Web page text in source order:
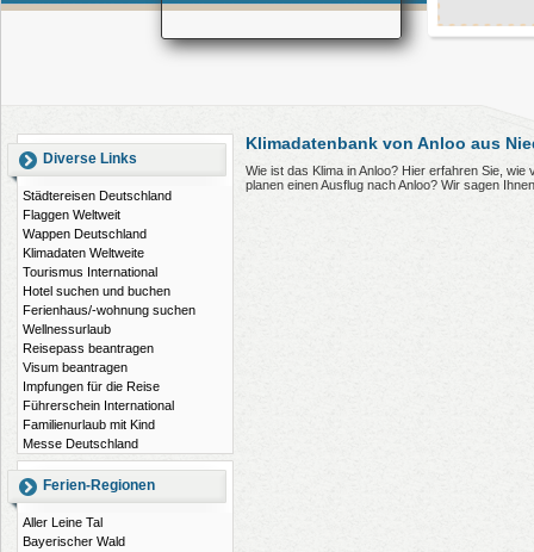
Diverse Links
Städtereisen Deutschland
Flaggen Weltweit
Wappen Deutschland
Klimadaten Weltweite
Tourismus International
Hotel suchen und buchen
Ferienhaus/-wohnung suchen
Wellnessurlaub
Reisepass beantragen
Visum beantragen
Impfungen für die Reise
Führerschein International
Familienurlaub mit Kind
Messe Deutschland
Ferien-Regionen
Aller Leine Tal
Bayerischer Wald
Klimadatenbank von Anloo aus
Wie ist das Klima in Anloo? Hier erfahren Sie,
planen einen Ausflug nach Anloo? Wir sagen